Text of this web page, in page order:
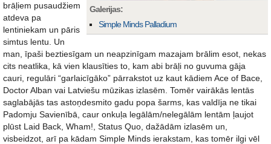
Galerijas:
Simple Minds Palladium
brāļiem pusaudžiem
atdeva pa
lentiniekam un pāris
simtus lentu. Un
man, īpaši beztiesīgam un neapzinīgam mazajam brālim esot, nekas
cits neatlika, kā vien klausīties to, kam abi brāļi no guvuma gāja
cauri, regulāri “garlaicīgāko” pārrakstot uz kaut kādiem Ace of Bace,
Doctor Alban vai Latviešu mūzikas izlasēm. Tomēr vairākās lentās
saglabājās tas astoņdesmito gadu popa šarms, kas valdīja ne tikai
Padomju Savienībā, caur onkuļa legālām/nelegālām lentām ļaujot
plūst Laid Back, Wham!, Status Quo, dažādām izlasēm un,
visbeidzot, arī pa kādam Simple Minds ierakstam, kas tomēr ilgi vēl